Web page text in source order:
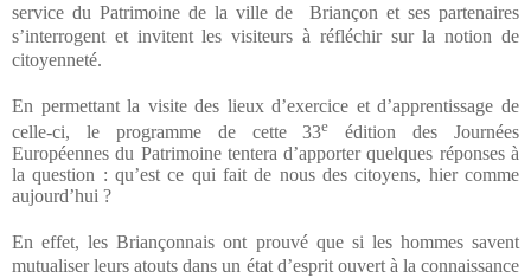
service du Patrimoine de la ville de
Briançon et ses partenaires
s’interrogent et invitent les visiteurs à réfléchir sur la notion de
citoyenneté.
En permettant la visite des lieux d’exercice et d’apprentissage de
celle-ci, le programme de cette 33e édition des Journées
Européennes du Patrimoine tentera d’apporter quelques réponses à
la question : qu’est ce qui fait de nous des citoyens, hier comme
aujourd’hui ?
En effet, les Briançonnais ont prouvé que si les hommes savent
mutualiser leurs atouts dans un état d’esprit ouvert à la connaissance